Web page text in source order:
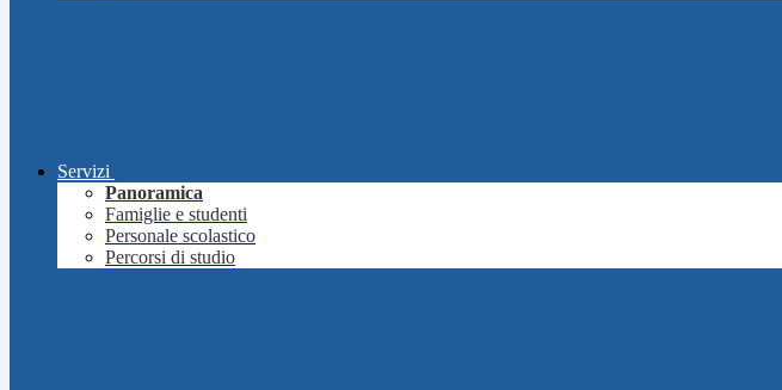
Servizi
Panoramica
Famiglie e studenti
Personale scolastico
Percorsi di studio